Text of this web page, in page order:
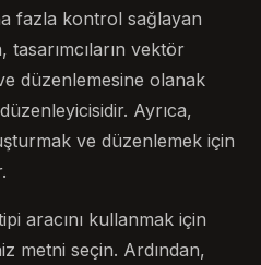
fazla kontrol sağlayan
tasarımcıların vektör
düzenlemesine olanak
Ayrıca,
ve düzenlemek için
aracını kullanmak için
metni seçin. Ardından,